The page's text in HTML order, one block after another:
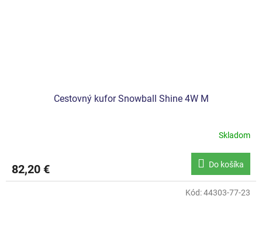
Cestovný kufor Snowball Shine 4W M
Skladom
82,20 € Do košíka
Kód:44303-77-23